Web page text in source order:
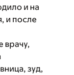
и на
и после
врачу,
зуд,